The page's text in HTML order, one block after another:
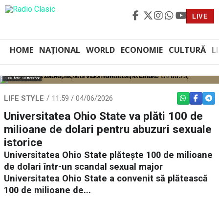
LIVE
HOME NAȚIONAL WORLD ECONOMIE CULTURĂ
Sursă foto: Shutterstock
LIFE STYLE 11:59 / 04/06/2026 WHATSAPP
Universitatea Ohio State va plăti 100 de
milioane de dolari pentru abuzuri sexuale
istorice
Universitatea Ohio State plătește 100 de milioane
de dolari într-un scandal sexual major
Universitatea Ohio State a convenit să plătească
100 de milioane de...